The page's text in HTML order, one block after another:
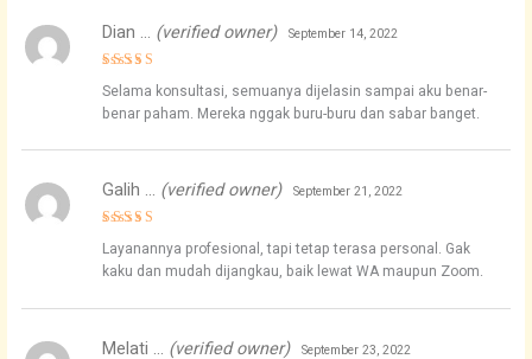
Rated
5
out of 5
Dian … (verified owner) September 14, 2022
Selama konsultasi, semuanya dijelasin sampai aku benar-
benar paham. Mereka nggak buru-buru dan sabar banget.
out of 5
Galih … (verified owner) September 21, 2022
Layanannya profesional, tapi tetap terasa personal. Gak
kaku dan mudah dijangkau, baik lewat WA maupun Zoom.
Melati … (verified owner) September 23, 2022